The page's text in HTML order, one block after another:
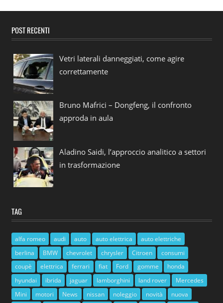
POST RECENTI
Vetri laterali danneggiati, come agire
correttamente
Bruno Mafrici – Dongfeng, il confronto
approda in aula
Aladino Saidi, l’approccio analitico a settori
in trasformazione
TAG
alfa romeo audi auto auto elettrica
auto elettriche
berlina
BMW chevrolet chrysler Citroen
consumi
coupè
elettrica ferrari fiat Ford gomme
honda
hyundai
ibrida jaguar lamborghini land rover
Mercedes
Mini
motori News nissan noleggio novità
nuova